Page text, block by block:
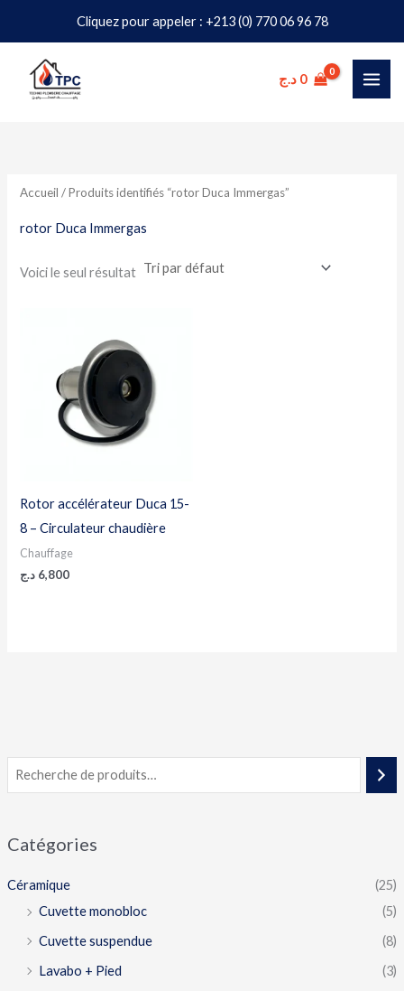
Cliquez pour appeler : +213 (0) 770 06 96 78
contenu
0 د.ج
Catégories
Céramique
(25)
Cuvette monobloc
(5)
Cuvette suspendue
(8)
Lavabo + Pied
(3)
Accueil / Produits identifiés “rotor Duca Immergas”
rotor Duca Immergas
Voici le seul résultat
Rotor accélérateur Duca 15-
8 – Circulateur chaudière
Chauffage
6,800 د.ج